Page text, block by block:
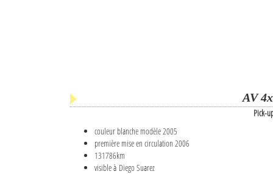
AV
Pick-
couleur blanche modèle 2005
première mise en circulation 2006
131786km
visible à Diego Suarez